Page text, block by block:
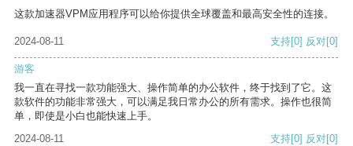
这款加速器VPM应用程序可以给你提供全球覆盖和最高安全性的连接。
2024-08-11 支持[0] 反对[0]
游客
我一直在寻找一款功能强大、操作简单的办公软件，终于找到了它。这
款软件的功能非常强大，可以满足我日常办公的所有需求。操作也很简
单，即使是小白也能快速上手。
2024-08-11
支持[0] 反对[0]